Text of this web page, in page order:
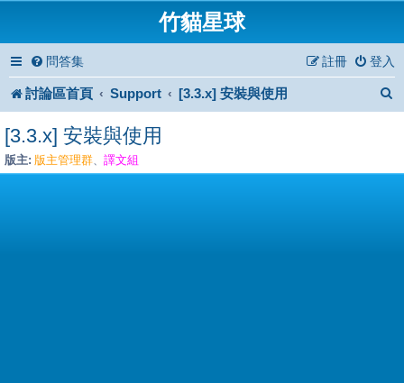
竹貓星球
問答集 登入
註冊
討論區首頁 Support [3.3.x] 安裝與使用
[3.3.x] 安裝與使用
版主: 版主管理群、 譯文組